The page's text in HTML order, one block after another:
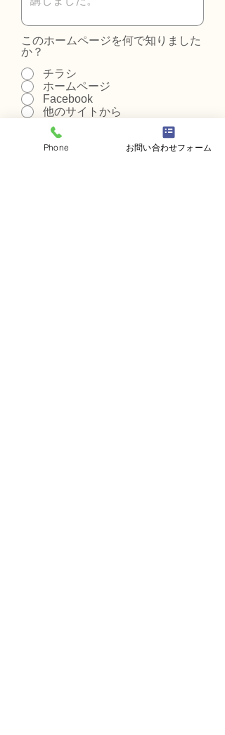
このホームページを何で知りました
か？
チラシ
ホームページ
Facebook
他のサイトから
知人の紹介
その他
Phone お問い合わせフォーム